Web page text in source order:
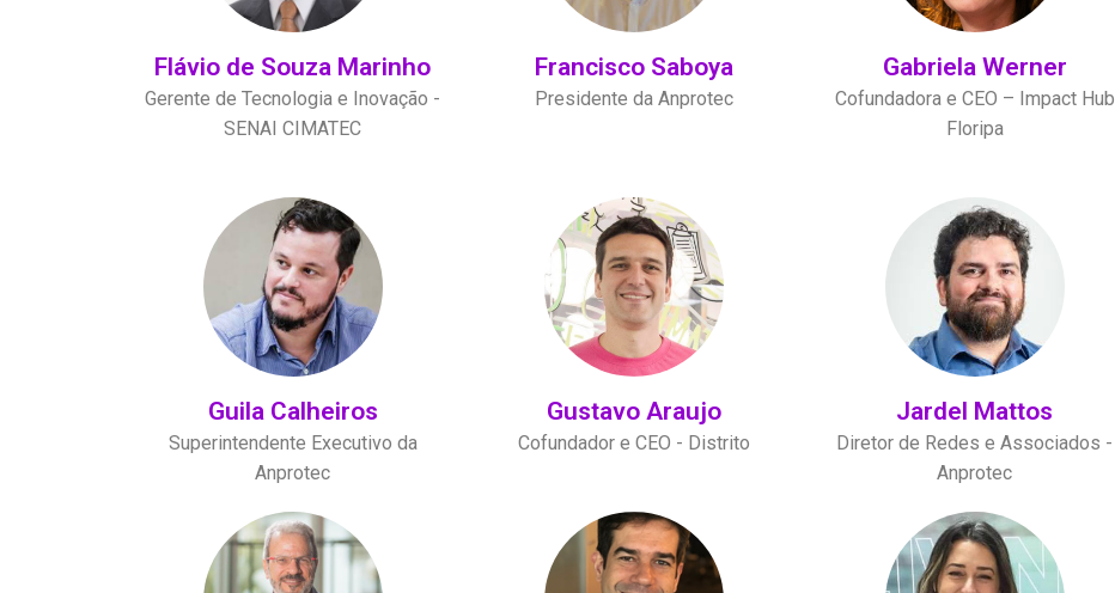
Flávio de Souza Marinho
Gerente de Tecnologia e Inovação -
SENAI CIMATEC
Francisco Saboya
Presidente da Anprotec
Gabriela Werner
Cofundadora e CEO – Impact Hub
Floripa
Guila Calheiros
Superintendente Executivo da
Anprotec
Gustavo Araujo
Cofundador e CEO - Distrito
Jardel Mattos
Diretor de Redes e Associados -
Anprotec